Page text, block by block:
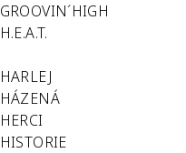
GROOVIN´HIGH
H.E.A.T.
HARLEJ
HÁZENÁ
HERCI
HISTORIE